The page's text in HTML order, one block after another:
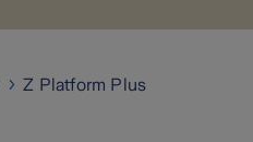
Z Platform Plus